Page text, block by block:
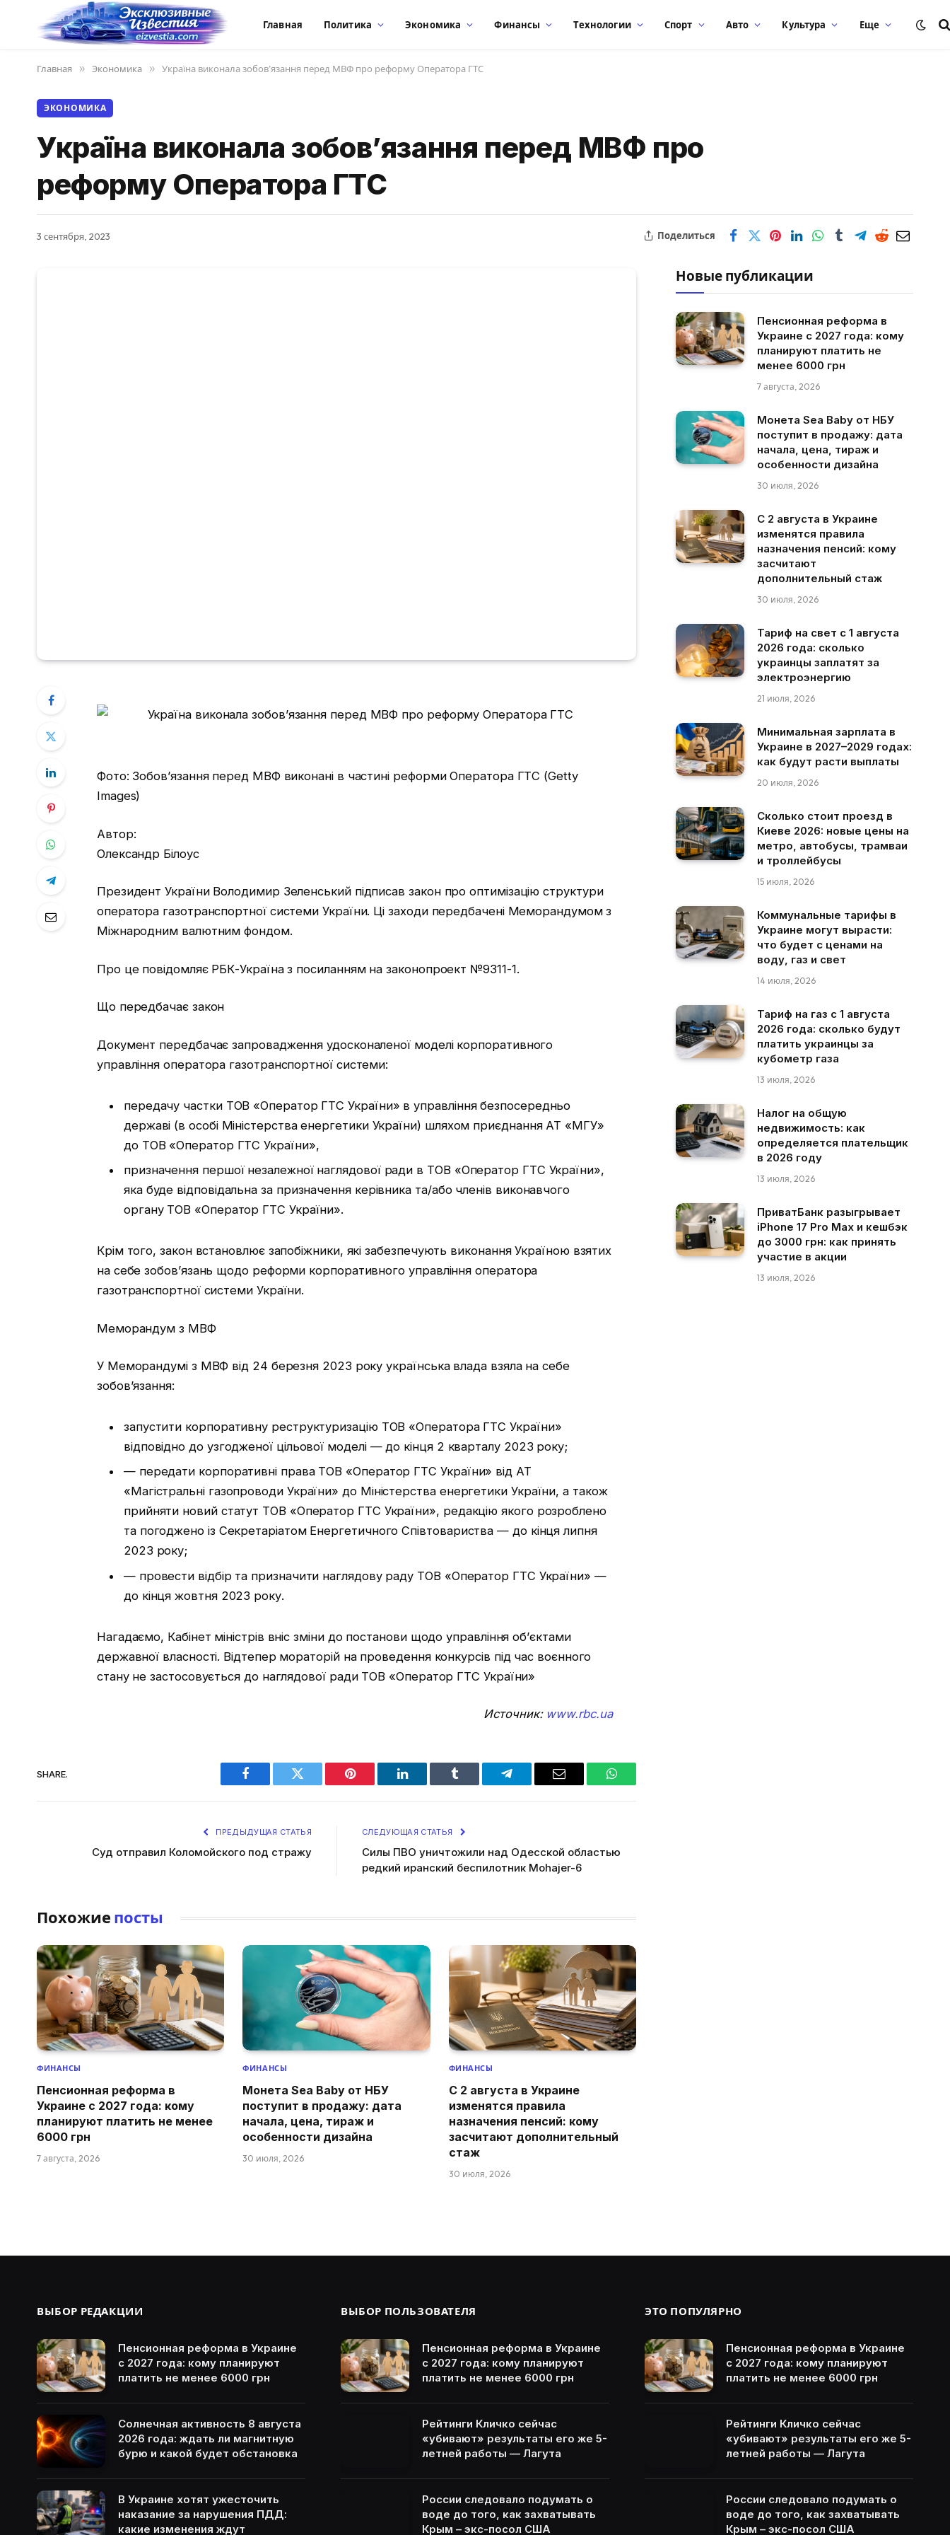
Главная Политика Экономика Финансы Технологии Спорт Авто Культура Еще
Главная » Экономика » Україна виконала зобов’язання перед МВФ про реформу Оператора ГТС
ЭКОНОМИКА
Україна виконала зобов’язання перед МВФ про
реформу Оператора ГТС
3 сентября, 2023 Поделиться
Фото: Зобов’язання перед МВФ виконані в частині реформи Оператора ГТС (Getty
Images)
Автор:
Олександр Білоус
Президент України Володимир Зеленський підписав закон про оптимізацію структури
оператора газотранспортної системи України. Ці заходи передбачені Меморандумом з
Міжнародним валютним фондом.
Про це повідомляє РБК-Україна з посиланням на законопроект №9311-1.
Що передбачає закон
Документ передбачає запровадження удосконаленої моделі корпоративного
управління оператора газотранспортної системи:
передачу частки ТОВ «Оператор ГТС України» в управління безпосередньо
державі (в особі Міністерства енергетики України) шляхом приєднання АТ «МГУ»
до ТОВ «Оператор ГТС України»,
призначення першої незалежної наглядової ради в ТОВ «Оператор ГТС України»,
яка буде відповідальна за призначення керівника та/або членів виконавчого
органу ТОВ «Оператор ГТС України».
Крім того, закон встановлює запобіжники, які забезпечують виконання Україною взятих
на себе зобов’язань щодо реформи корпоративного управління оператора
газотранспортної системи України.
Меморандум з МВФ
У Меморандумі з МВФ від 24 березня 2023 року українська влада взяла на себе
зобов’язання:
запустити корпоративну реструктуризацію ТОВ «Оператора ГТС України»
відповідно до узгодженої цільової моделі — до кінця 2 кварталу 2023 року;
— передати корпоративні права ТОВ «Оператор ГТС України» від АТ
«Магістральні газопроводи України» до Міністерства енергетики України, а також
прийняти новий статут ТОВ «Оператор ГТС України», редакцію якого розроблено
та погоджено із Секретаріатом Енергетичного Співтовариства — до кінця липня
2023 року;
— провести відбір та призначити наглядову раду ТОВ «Оператор ГТС України» —
до кінця жовтня 2023 року.
Нагадаємо, Кабінет міністрів вніс зміни до постанови щодо управління об’єктами
державної власності. Відтепер мораторій на проведення конкурсів під час воєнного
стану не застосовується до наглядової ради ТОВ «Оператор ГТС України»
Источник: www.rbc.ua
SHARE.
Facebook Twitter Pinterest LinkedIn Tumblr Telegram Email WhatsApp
ПРЕДЫДУЩАЯ СТАТЬЯ
Суд отправил Коломойского под стражу
СЛЕДУЮЩАЯ СТАТЬЯ
Силы ПВО уничтожили над Одесской областью
редкий иранский беспилотник Mohajer-6
Похожие посты
ФИНАНСЫ
Пенсионная реформа в
Украине с 2027 года: кому
планируют платить не менее
6000 грн
7 августа, 2026
ФИНАНСЫ
Монета Sea Baby от НБУ
поступит в продажу: дата
начала, цена, тираж и
особенности дизайна
30 июля, 2026
ФИНАНСЫ
С 2 августа в Украине
изменятся правила
назначения пенсий: кому
засчитают дополнительный
стаж
30 июля, 2026
Новые публикации
Пенсионная реформа в
Украине с 2027 года: кому
планируют платить не
менее 6000 грн
7 августа, 2026
Монета Sea Baby от НБУ
поступит в продажу: дата
начала, цена, тираж и
особенности дизайна
30 июля, 2026
С 2 августа в Украине
изменятся правила
назначения пенсий: кому
засчитают
дополнительный стаж
30 июля, 2026
Тариф на свет с 1 августа
2026 года: сколько
украинцы заплатят за
электроэнергию
21 июля, 2026
Минимальная зарплата в
Украине в 2027–2029 годах:
как будут расти выплаты
20 июля, 2026
Сколько стоит проезд в
Киеве 2026: новые цены на
метро, автобусы, трамваи
и троллейбусы
15 июля, 2026
Коммунальные тарифы в
Украине могут вырасти:
что будет с ценами на
воду, газ и свет
14 июля, 2026
Тариф на газ с 1 августа
2026 года: сколько будут
платить украинцы за
кубометр газа
13 июля, 2026
Налог на общую
недвижимость: как
определяется плательщик
в 2026 году
13 июля, 2026
ПриватБанк разыгрывает
iPhone 17 Pro Max и кешбэк
до 3000 грн: как принять
участие в акции
13 июля, 2026
ВЫБОР РЕДАКЦИИ
Пенсионная реформа в Украине
с 2027 года: кому планируют
платить не менее 6000 грн
Солнечная активность 8 августа
2026 года: ждать ли магнитную
бурю и какой будет обстановка
В Украине хотят ужесточить
наказание за нарушения ПДД:
какие изменения ждут
ВЫБОР ПОЛЬЗОВАТЕЛЯ
Пенсионная реформа в Украине
с 2027 года: кому планируют
платить не менее 6000 грн
Рейтинги Кличко сейчас
«убивают» результаты его же 5-
летней работы — Лагута
России следовало подумать о
воде до того, как захватывать
Крым – экс-посол США
ЭТО ПОПУЛЯРНО
Пенсионная реформа в Украине
с 2027 года: кому планируют
платить не менее 6000 грн
Рейтинги Кличко сейчас
«убивают» результаты его же 5-
летней работы — Лагута
России следовало подумать о
воде до того, как захватывать
Крым – экс-посол США